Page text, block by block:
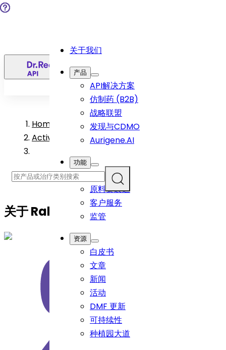
关于我们
产品
API解决方案
仿制药 (B2B)
战略联盟
发现与CDMO
Aurigene.AI
功能
研发
原料藥製造
客户服务
监管
资源
白皮书
文章
新闻
活动
DMF 更新
可持续性
种植园大道
Home
Active Pharmaceutical Ingredient Products
关于Raloxifene Hydrochloride